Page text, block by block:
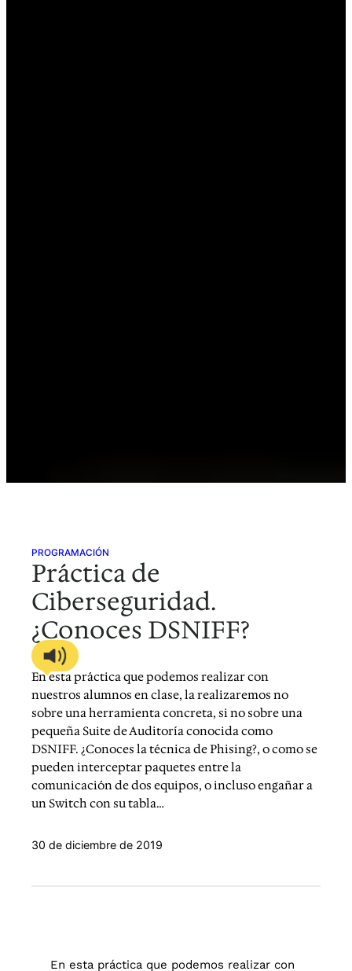
PROGRAMACIÓN
Práctica de
Ciberseguridad.
¿Conoces DSNIFF?
En esta práctica que podemos realizar con
nuestros alumnos en clase, la realizaremos no
sobre una herramienta concreta, si no sobre una
pequeña Suite de Auditoría conocida como
DSNIFF. ¿Conoces la técnica de Phising?, o como se
pueden interceptar paquetes entre la
comunicación de dos equipos, o incluso engañar a
un Switch con su tabla…
30 de diciembre de 2019
En esta práctica que podemos realizar con